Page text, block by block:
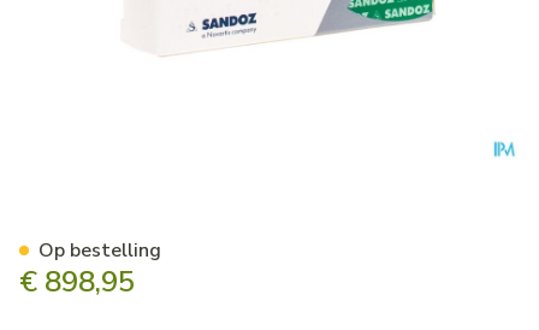
€ 898,95
Op bestelling